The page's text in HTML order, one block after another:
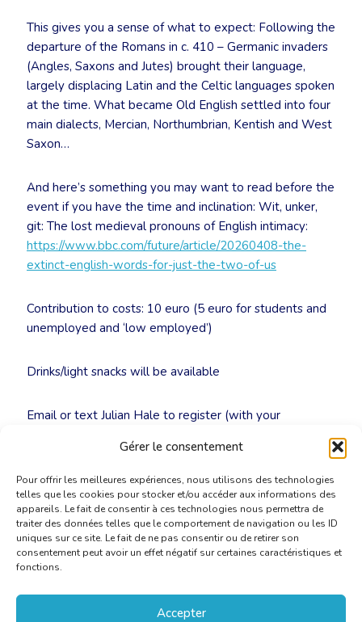
Gérer le consentement
Pour offrir les meilleures expériences, nous utilisons des technologies
telles que les cookies pour stocker et/ou accéder aux informations des
appareils. Le fait de consentir à ces technologies nous permettra de
traiter des données telles que le comportement de navigation ou les ID
uniques sur ce site. Le fait de ne pas consentir ou de retirer son
consentement peut avoir un effet négatif sur certaines caractéristiques et
fonctions.
Accepter
This gives you a sense of what to expect: Following the
departure of the Romans in c. 410 – Germanic invaders
(Angles, Saxons and Jutes) brought their language,
largely displacing Latin and the Celtic languages spoken
at the time. What became Old English settled into four
main dialects, Mercian, Northumbrian, Kentish and West
Saxon…
And here’s something you may want to read before the
event if you have the time and inclination: Wit, unker,
git: The lost medieval pronouns of English intimacy:
https://www.bbc.com/future/article/20260408-the-
extinct-english-words-for-just-the-two-of-us
Contribution to costs: 10 euro (5 euro for students and
unemployed and ‘low employed’)
Drinks/light snacks will be available
Email or text Julian Hale to register (with your
/ 0473 690749